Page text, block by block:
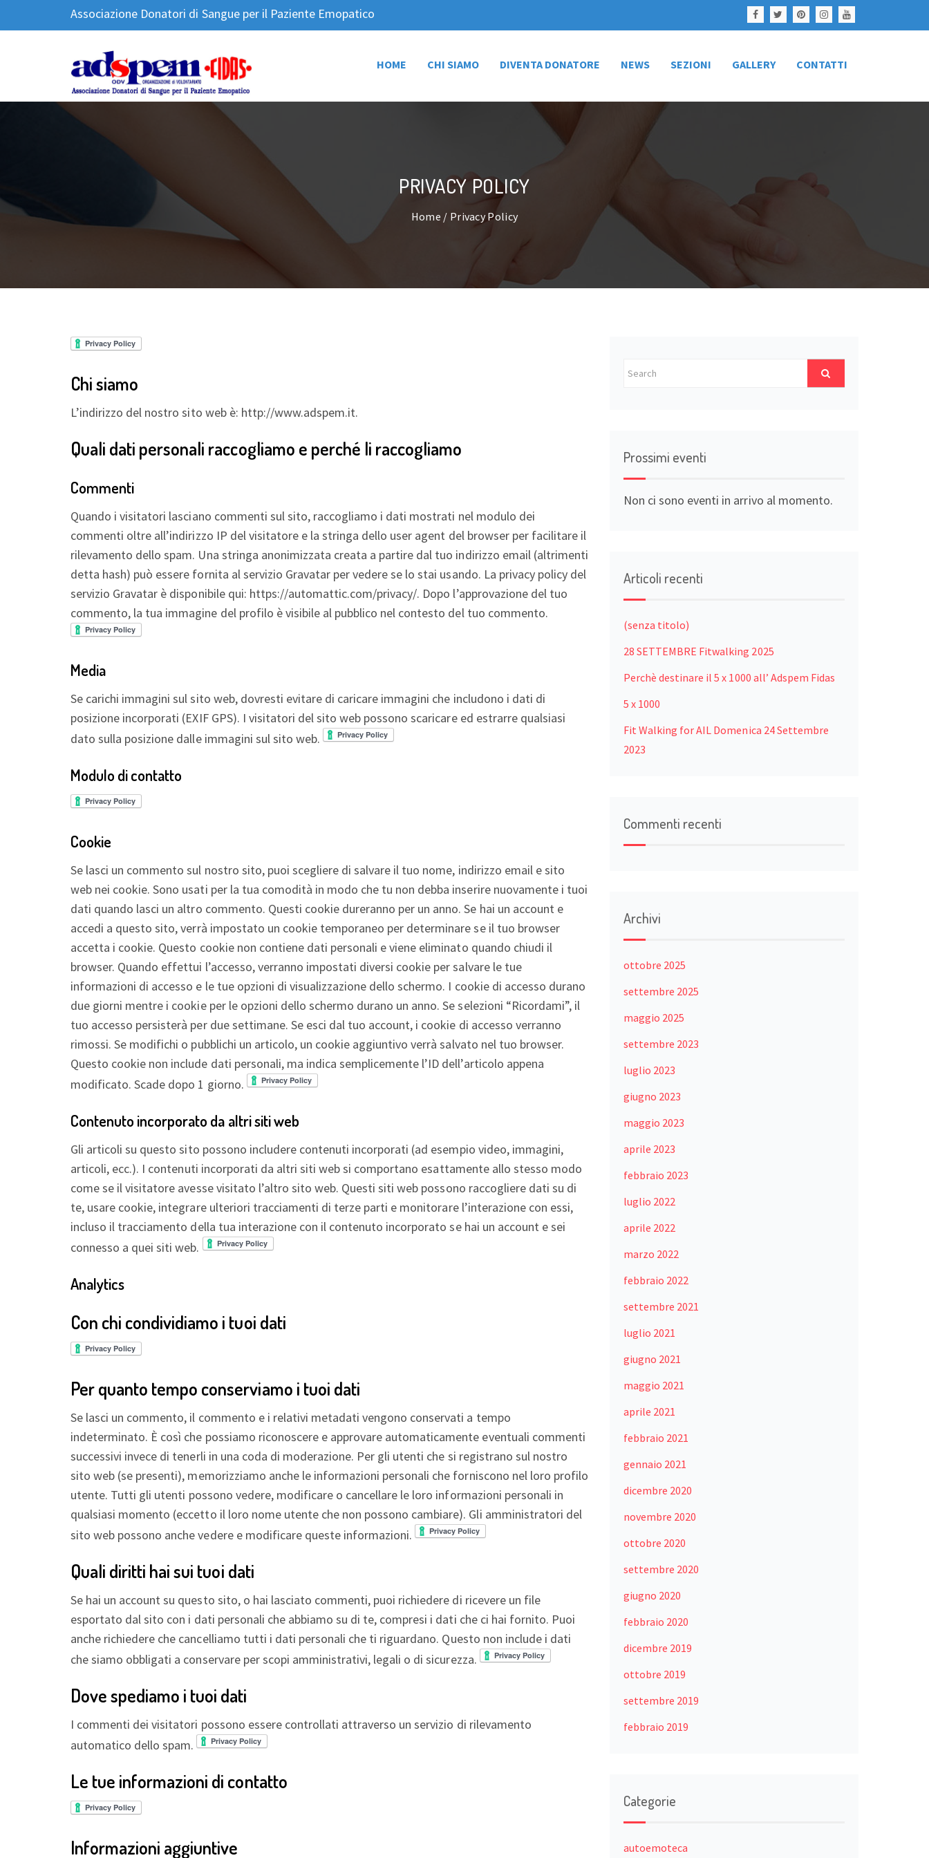
Associazione Donatori di Sangue per il Paziente Emopatico
HOME CHI SIAMO DIVENTA DONATORE NEWS SEZIONI GALLERY CONTATTI
PRIVACY POLICY
Home / Privacy Policy
Chi siamo
L’indirizzo del nostro sito web è: http://www.adspem.it.
Quali dati personali raccogliamo e perché li raccogliamo
Commenti
Quando i visitatori lasciano commenti sul sito, raccogliamo i dati mostrati nel modulo dei
commenti oltre all’indirizzo IP del visitatore e la stringa dello user agent del browser per facilitare il
rilevamento dello spam. Una stringa anonimizzata creata a partire dal tuo indirizzo email (altrimenti
detta hash) può essere fornita al servizio Gravatar per vedere se lo stai usando. La privacy policy del
servizio Gravatar è disponibile qui: https://automattic.com/privacy/. Dopo l’approvazione del tuo
commento, la tua immagine del profilo è visibile al pubblico nel contesto del tuo commento.
Media
Se carichi immagini sul sito web, dovresti evitare di caricare immagini che includono i dati di
posizione incorporati (EXIF GPS). I visitatori del sito web possono scaricare ed estrarre qualsiasi
dato sulla posizione dalle immagini sul sito web.
Modulo di contatto
Cookie
Se lasci un commento sul nostro sito, puoi scegliere di salvare il tuo nome, indirizzo email e sito
web nei cookie. Sono usati per la tua comodità in modo che tu non debba inserire nuovamente i tuoi
dati quando lasci un altro commento. Questi cookie dureranno per un anno. Se hai un account e
accedi a questo sito, verrà impostato un cookie temporaneo per determinare se il tuo browser
accetta i cookie. Questo cookie non contiene dati personali e viene eliminato quando chiudi il
browser. Quando effettui l’accesso, verranno impostati diversi cookie per salvare le tue
informazioni di accesso e le tue opzioni di visualizzazione dello schermo. I cookie di accesso durano
due giorni mentre i cookie per le opzioni dello schermo durano un anno. Se selezioni “Ricordami”, il
tuo accesso persisterà per due settimane. Se esci dal tuo account, i cookie di accesso verranno
rimossi. Se modifichi o pubblichi un articolo, un cookie aggiuntivo verrà salvato nel tuo browser.
Questo cookie non include dati personali, ma indica semplicemente l’ID dell’articolo appena
modificato. Scade dopo 1 giorno.
Contenuto incorporato da altri siti web
Gli articoli su questo sito possono includere contenuti incorporati (ad esempio video, immagini,
articoli, ecc.). I contenuti incorporati da altri siti web si comportano esattamente allo stesso modo
come se il visitatore avesse visitato l’altro sito web. Questi siti web possono raccogliere dati su di
te, usare cookie, integrare ulteriori tracciamenti di terze parti e monitorare l’interazione con essi,
incluso il tracciamento della tua interazione con il contenuto incorporato se hai un account e sei
connesso a quei siti web.
Analytics
Con chi condividiamo i tuoi dati
Per quanto tempo conserviamo i tuoi dati
Se lasci un commento, il commento e i relativi metadati vengono conservati a tempo
indeterminato. È così che possiamo riconoscere e approvare automaticamente eventuali commenti
successivi invece di tenerli in una coda di moderazione. Per gli utenti che si registrano sul nostro
sito web (se presenti), memorizziamo anche le informazioni personali che forniscono nel loro profilo
utente. Tutti gli utenti possono vedere, modificare o cancellare le loro informazioni personali in
qualsiasi momento (eccetto il loro nome utente che non possono cambiare). Gli amministratori del
sito web possono anche vedere e modificare queste informazioni.
Quali diritti hai sui tuoi dati
Se hai un account su questo sito, o hai lasciato commenti, puoi richiedere di ricevere un file
esportato dal sito con i dati personali che abbiamo su di te, compresi i dati che ci hai fornito. Puoi
anche richiedere che cancelliamo tutti i dati personali che ti riguardano. Questo non include i dati
che siamo obbligati a conservare per scopi amministrativi, legali o di sicurezza.
Dove spediamo i tuoi dati
I commenti dei visitatori possono essere controllati attraverso un servizio di rilevamento
automatico dello spam.
Le tue informazioni di contatto
Informazioni aggiuntive
Prossimi eventi
Non ci sono eventi in arrivo al momento.
Articoli recenti
(senza titolo)
28 SETTEMBRE Fitwalking 2025
Perchè destinare il 5 x 1000 all’ Adspem Fidas
5 x 1000
Fit Walking for AIL Domenica 24 Settembre
2023
Commenti recenti
Archivi
ottobre 2025
settembre 2025
maggio 2025
settembre 2023
luglio 2023
giugno 2023
maggio 2023
aprile 2023
febbraio 2023
luglio 2022
aprile 2022
marzo 2022
febbraio 2022
settembre 2021
luglio 2021
giugno 2021
maggio 2021
aprile 2021
febbraio 2021
gennaio 2021
dicembre 2020
novembre 2020
ottobre 2020
settembre 2020
giugno 2020
febbraio 2020
dicembre 2019
ottobre 2019
settembre 2019
febbraio 2019
Categorie
autoemoteca